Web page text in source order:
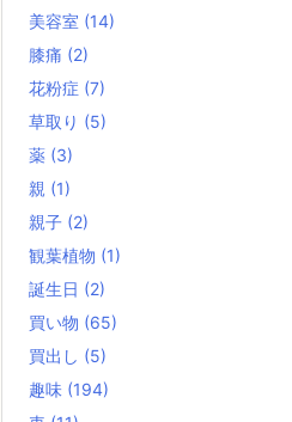
美容室 (14)
膝痛 (2)
花粉症 (7)
草取り (5)
薬 (3)
親 (1)
親子 (2)
観葉植物 (1)
誕生日 (2)
買い物 (65)
買出し (5)
趣味 (194)